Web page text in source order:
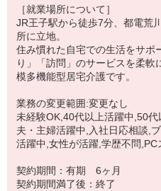
［就業場所について］
JR王子駅から徒歩7分、都電荒
所に立地。
住み慣れた自宅での生活をサポ
り」「訪問」のサービスを柔軟
模多機能型居宅介護です。
業務の変更範囲:変更なし
未経験OK,40代以上活躍中,50
夫・主婦活躍中,入社日応相談,
活躍中,女性が活躍,学歴不問,PC
契約期間：有期 6ヶ月
契約期間満了後：終了